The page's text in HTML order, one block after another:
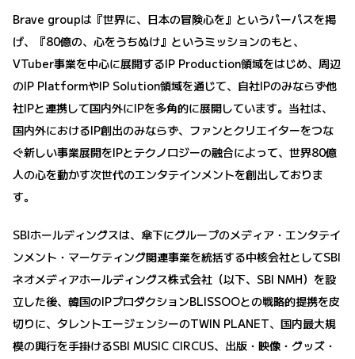
Brave groupは『世界に、日本の冒険心を』というパーパスを掲
げ、『80億の、心をうちぬけ』というミッションのもと、
VTuber事業を中心に展開するIP Production領域をはじめ、周辺
のIP PlatformやIP Solution領域を通じて、自社IPのみならず他
社IPと連携して国内外にIPを多角的に展開しています。当社は、
国内外におけるIP創出のみならず、ファンとクリエイターをつな
ぐ新しい事業展開をIPとテクノロジーの融合によって、世界80億
人の心を動かす次世代のエンタテインメントを創出しておりま
す。
SBIホールディングスは、傘下にグループのメディア・エンタテイ
ンメント・マーケティング関連事業を統括する中核会社としてSBI
ネオメディアホールディングス株式会社（以下、SBI NMH）を設
立した後、韓国のIPプロダクションBLISSOOとの戦略的提携を皮
切りに、タレントエージェンシーのTWIN PLANET、国内最大規
模の興行を手掛けるSBI MUSIC CIRCUS、出版・映像・グッズ・